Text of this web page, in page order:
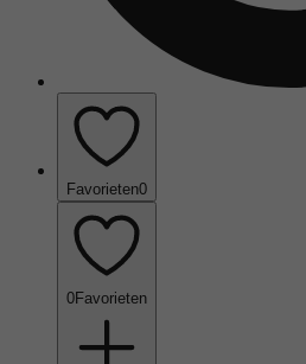
Favorieten0
0Favorieten